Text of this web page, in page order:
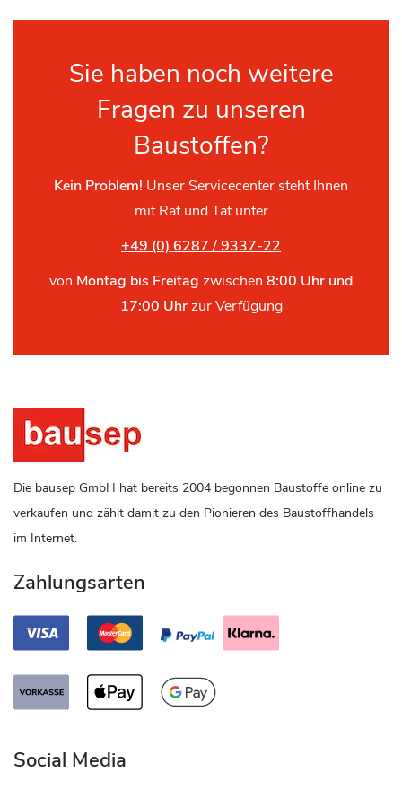
Sie haben noch weitere
Fragen zu unseren
Baustoffen?
Kein Problem! Unser Servicecenter steht Ihnen
mit Rat und Tat unter
+49 (0) 6287 / 9337-22
von Montag bis Freitag zwischen 8:00 Uhr und
17:00 Uhrzur Verfügung
Die bausep GmbH hat bereits 2004 begonnen Baustoffe online zu
verkaufen und zählt damit zu den Pionieren des Baustoffhandels
im Internet.
Zahlungsarten
Social Media